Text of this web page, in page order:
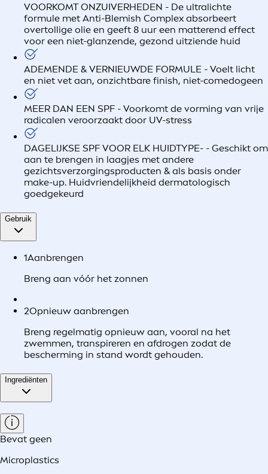
VOORKOMT ONZUIVERHEDEN - De ultralichte
formule met Anti-Blemish Complex absorbeert
overtollige olie en geeft 8 uur een matterend effect
voor een niet-glanzende, gezond uitziende huid
ADEMENDE & VERNIEUWDE FORMULE - Voelt licht
en niet vet aan, onzichtbare finish, niet-comedogeen
MEER DAN EEN SPF - Voorkomt de vorming van vrije
radicalen veroorzaakt door UV-stress
DAGELIJKSE SPF VOOR ELK HUIDTYPE- - Geschikt om
aan te brengen in laagjes met andere
gezichtsverzorgingsproducten & als basis onder
make-up. Huidvriendelijkheid dermatologisch
goedgekeurd
Gebruik
1Aanbrengen
Breng aan vóór het zonnen
2Opnieuw aanbrengen
Breng regelmatig opnieuw aan, vooral na het
zwemmen, transpireren en afdrogen zodat de
bescherming in stand wordt gehouden.
Ingrediënten
Bevat geen
Microplastics